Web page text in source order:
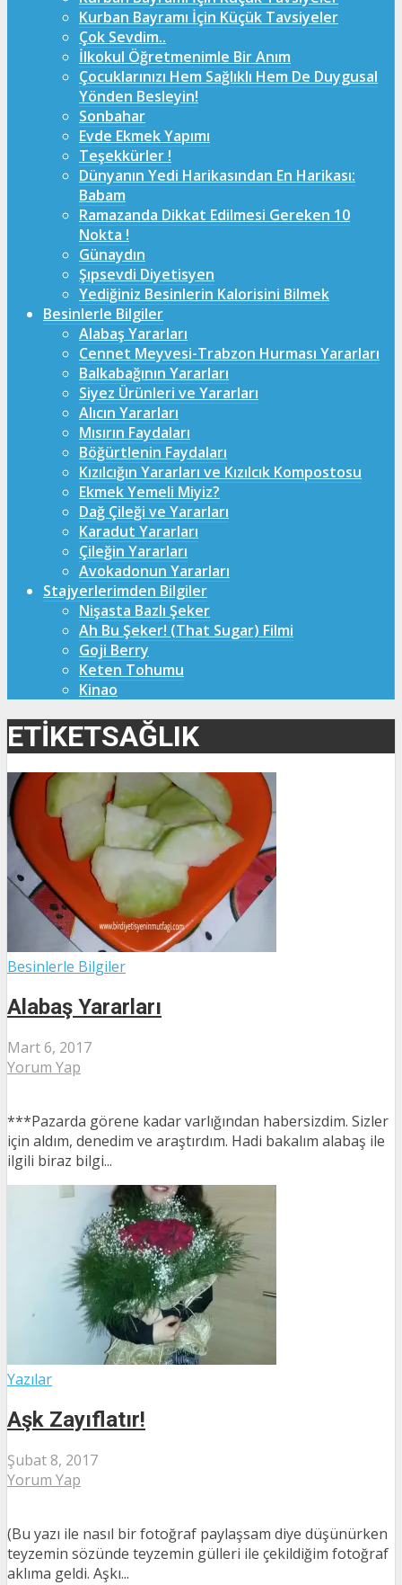
Kurban Bayramı İçin Küçük Tavsiyeler
Çok Sevdim..
İlkokul Öğretmenimle Bir Anım
Çocuklarınızı Hem Sağlıklı Hem De Duygusal
Yönden Besleyin!
Sonbahar
Evde Ekmek Yapımı
Teşekkürler !
Dünyanın Yedi Harikasından En Harikası:
Babam
Ramazanda Dikkat Edilmesi Gereken 10
Nokta !
Günaydın
Şıpsevdi Diyetisyen
Yediğiniz Besinlerin Kalorisini Bilmek
Besinlerle Bilgiler
Alabaş Yararları
Cennet Meyvesi-Trabzon Hurması Yararları
Balkabağının Yararları
Siyez Ürünleri ve Yararları
Alıcın Yararları
Mısırın Faydaları
Böğürtlenin Faydaları
Kızılcığın Yararları ve Kızılcık Kompostosu
Ekmek Yemeli Miyiz?
Dağ Çileği ve Yararları
Karadut Yararları
Çileğin Yararları
Avokadonun Yararları
Stajyerlerimden Bilgiler
Nişasta Bazlı Şeker
Ah Bu Şeker! (That Sugar) Filmi
Goji Berry
Keten Tohumu
Kinao
ETIKETSAĞLIK
Besinlerle Bilgiler
Alabaş Yararları
Mart 6, 2017
Yorum Yap
***Pazarda görene kadar varlığından habersizdim. Sizler
için aldım, denedim ve araştırdım. Hadi bakalım alabaş ile
ilgili biraz bilgi...
Yazılar
Aşk Zayıflatır!
Şubat 8, 2017
Yorum Yap
(Bu yazı ile nasıl bir fotoğraf paylaşsam diye düşünürken
teyzemin sözünde teyzemin gülleri ile çekildiğim fotoğraf
aklıma geldi. Aşkı...